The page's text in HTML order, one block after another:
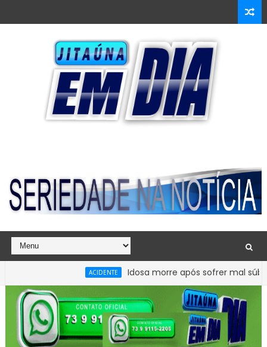
Idosa morre após sofrer mal súbito no
carro e caminhão na BR-330, no trecho do entroncamento